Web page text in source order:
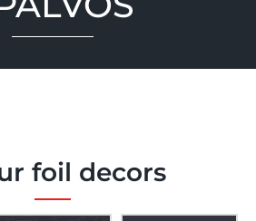
foil decors